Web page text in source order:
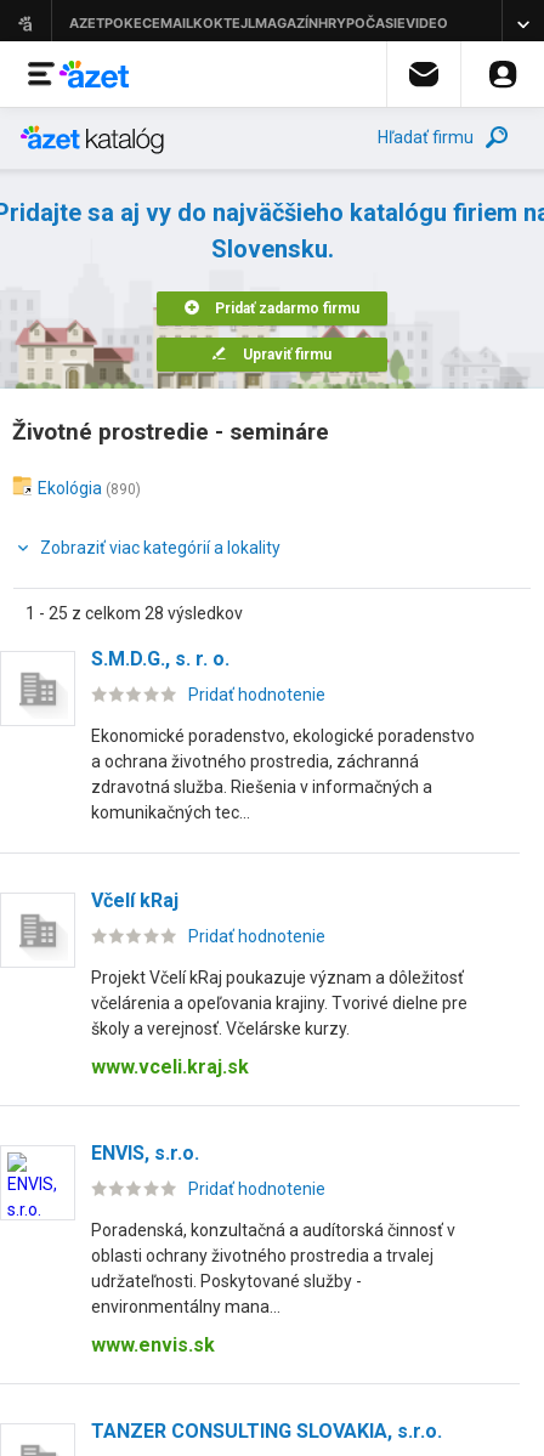
Hľadať firmu
sa aj vy do najväčšieho katalógu firiem
Slovensku.
Pridať zadarmo firmu
Upraviť firmu
Životné prostredie - semináre
Ekológia (890)
Zobraziť viac kategórií a lokality
1 - 25 z celkom 28 výsledkov
S.M.D.G., s. r. o.
Pridať hodnotenie
Ekonomické poradenstvo, ekologické poradenstvo
a ochrana životného prostredia, záchranná
zdravotná služba. Riešenia v informačných a
komunikačných tec...
Včelí kRaj
Pridať hodnotenie
Projekt Včelí kRaj poukazuje význam a dôležitosť
včelárenia a opeľovania krajiny. Tvorivé dielne pre
školy a verejnosť. Včelárske kurzy.
www.vceli.kraj.sk
ENVIS, s.r.o.
Pridať hodnotenie
Poradenská, konzultačná a audítorská činnosť v
oblasti ochrany životného prostredia a trvalej
udržateľnosti. Poskytované služby -
environmentálny mana...
www.envis.sk
TANZER CONSULTING SLOVAKIA, s.r.o.